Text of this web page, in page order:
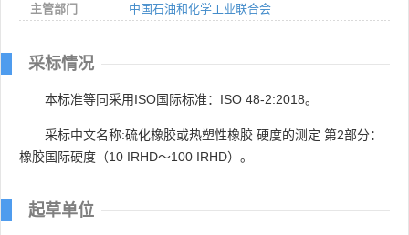
主管部门
中国石油和化学工业联合会
采标情况
本标准等同采用ISO国际标准：ISO 48-2:2018。
采标中文名称:硫化橡胶或热塑性橡胶 硬度的测定 第2部分：
橡胶国际硬度（10 IRHD～100 IRHD）。
起草单位